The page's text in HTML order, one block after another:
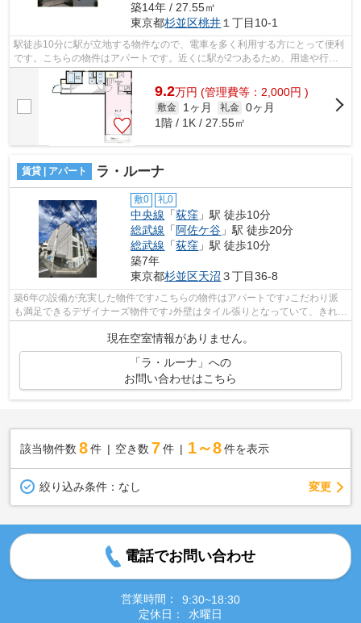
築14年 / 27.55㎡
東京都杉並区桃井１丁目10-1
駅徒歩10分に駅が立地する物件なので、電車を多く利用する方にとって便利
です。こちらの物件はアパートです。近くに駅が2つあるため、用途や行き
先に応じて駅を選べる物件です。杉並区...
9.2万円 (管理費等：2,000円 )
敷金 1ヶ月 礼金 0ヶ月
1階 / 1K / 27.55㎡
賃貸 | アパート ラ・ルーナ
敷0 礼0
中央線 「荻窪 」駅 徒歩10分
総武線 「 阿佐ケ谷 」駅 徒歩20分
総武線 「荻窪 」駅 徒歩10分
築7年
東京都杉並区天沼 ３丁目36-8
築6年の設備が充実した物件です♪こちらの物件はアパートです♪こだわり派
も満足できるデザイナーズ物件です♪外壁はタイル張りとなっていて、きれい
現在空室情報がありません。
「ラ・ルーナ」への
お問い合わせはこちら
該当物件数 8件 空き数 7 件 1～8 件を表示
絞り込み条件： なし 変更
電話でお問い合わせ
営業時間：
9:30~18:30
定休日：
水曜日